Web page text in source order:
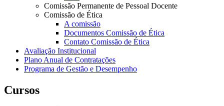
Comissão Permanente de Pessoal Docente
Comissão de Ética
A comissão
Documentos Comissão de Ética
Contato Comissão de Ética
Avaliação Institucional
Plano Anual de Contratações
Programa de Gestão e Desempenho
Cursos